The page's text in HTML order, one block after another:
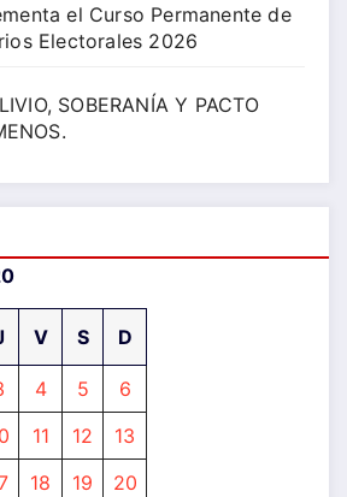
el Curso Permanente de
Electorales 2026
SOBERANÍA Y PACTO
V S D
4 5
6
11 12
13
18 19
20